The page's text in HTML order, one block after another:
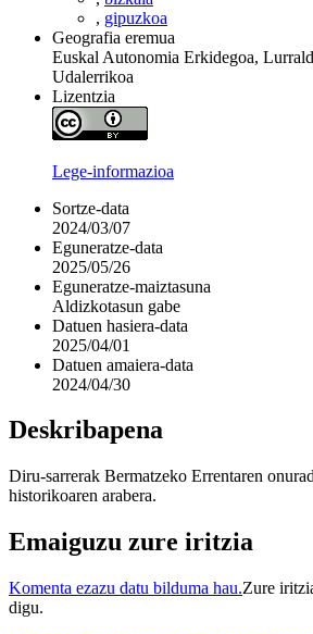
, gipuzkoa
Geografia eremua
Euskal Autonomia Erkidegoa,
Udalerrikoa
Lizentzia
Lege-informazioa
Sortze-data
2024/03/07
Eguneratze-data
2025/05/26
Eguneratze-maiztasuna
Aldizkotasun gabe
Datuen hasiera-data
2025/04/01
Datuen amaiera-data
2024/04/30
Deskribapena
Diru-sarrerak Bermatzeko Errentaren
historikoaren arabera.
Emaiguzu zure iritzia
Komenta ezazu datu bilduma hau.Zure
digu.